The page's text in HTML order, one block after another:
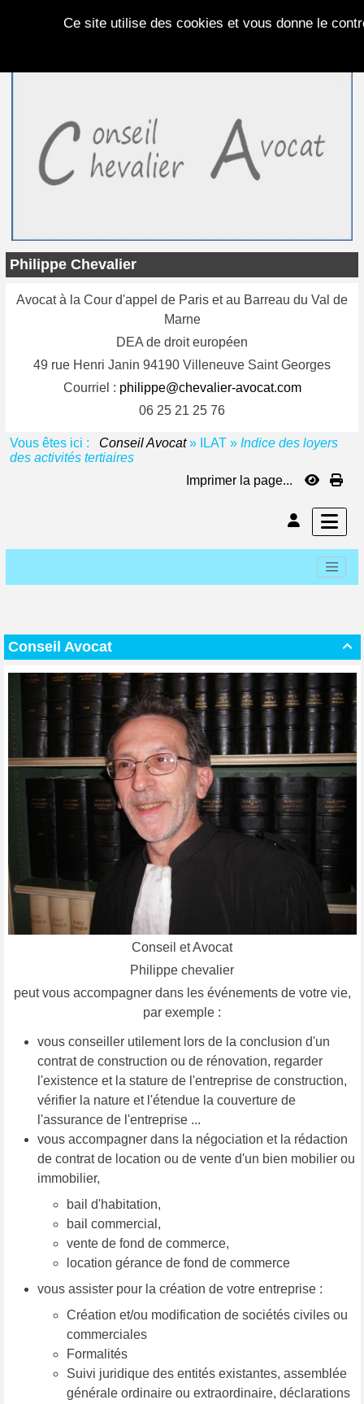
Philippe Chevalier
Avocat à la Cour d'appel de Paris et au Barreau du Val de
Marne
DEA de droit européen
49 rue Henri Janin 94190 Villeneuve Saint Georges
Courriel : philippe@chevalier-avocat.com
06 25 21 25 76
Vous êtes ici : Conseil Avocat» ILAT » Indice des loyers
des activités tertiaires
Imprimer la page...

Conseil Avocat
Conseil et Avocat
Philippe chevalier
peut vous accompagner dans les événements de votre vie,
par exemple :
vous conseiller utilement lors de la conclusion d'un
contrat de construction ou de rénovation, regarder
l'existence et la stature de l'entreprise de construction,
vérifier la nature et l'étendue la couverture de
l'assurance de l'entreprise ...
vous accompagner dans la négociation et la rédaction
de contrat de location ou de vente d'un bien mobilier ou
immobilier,
bail d'habitation,
bail commercial,
vente de fond de commerce,
location gérance de fond de commerce
vous assister pour la création de votre entreprise :
Création et/ou modification de sociétés civiles ou
commerciales
Formalités
Suivi juridique des entités existantes, assemblée
générale ordinaire ou extraordinaire, déclarations
Ce site utilise des cookies et vous donne le